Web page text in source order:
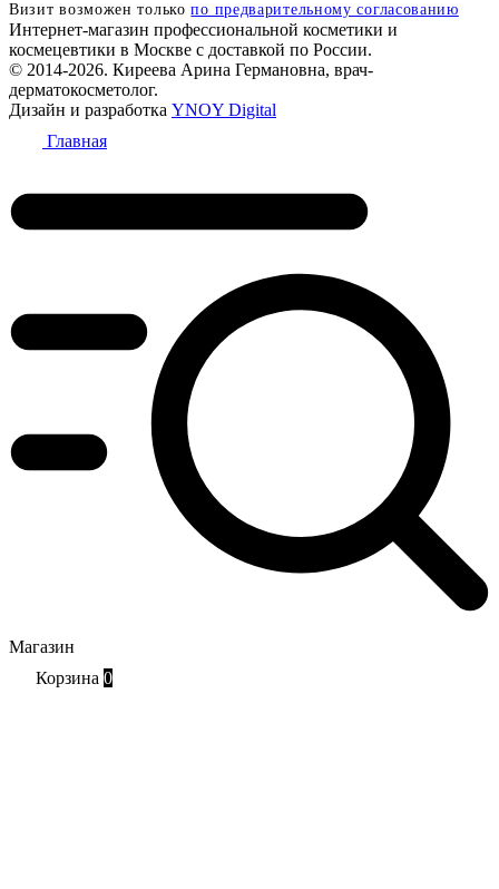
Визит возможен толькопо предварительному согласованию
Интернет-магазин профессиональной косметики и
космецевтики в Москве с доставкой по России.
© 2014-2026. Киреева Арина Германовна, врач-
дерматокосметолог.
Дизайн и разработка YNOY Digital
Главная
Магазин
Корзина 0